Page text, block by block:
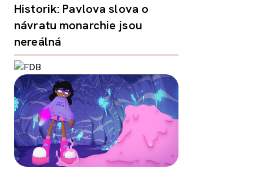
Historik: Pavlova slova o
návratu monarchie jsou
nereálná